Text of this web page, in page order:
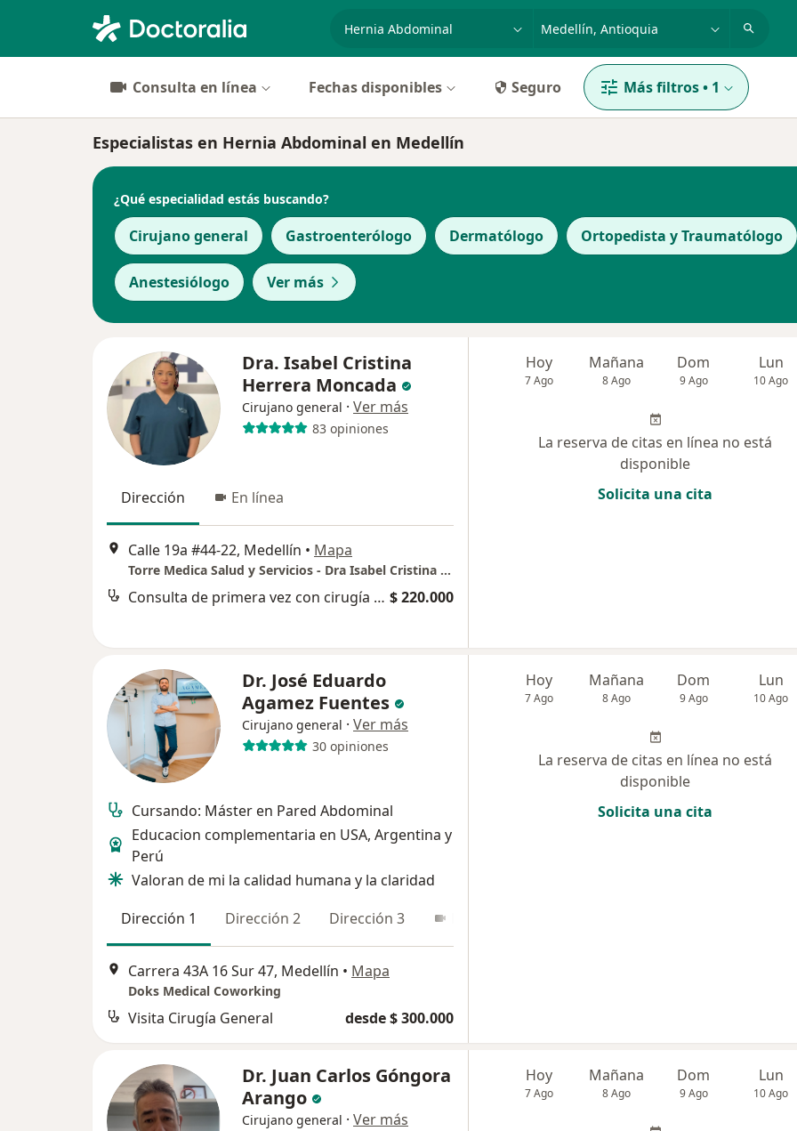
p. ej. Bogotá
Consulta en línea Fechas disponibles Seguro Más filtros• 1
Especialistas en Hernia Abdominal en Medellín
¿Qué especialidad estás buscando?
Cirujano general Gastroenterólogo Dermatólogo Ortopedista y Traumatólogo
Anestesiólogo Ver más
Dra. Isabel Cristina
Herrera Moncada
Cirujano general · Ver más
83 opiniones
Dirección En línea
Calle 19a #44-22, Medellín • Mapa
Torre Medica Salud y Servicios - Dra Isabel Cristina Herrera Moncada - Consultorio 2401
Consulta de primera vez con cirugía gastrointestinal $ 220.000
Hoy
7 Ago
Mañana
8 Ago
Dom
9 Ago
Lun
10 Ago
La reserva de citas en línea no está
disponible
Solicita una cita
Dr. José Eduardo
Agamez Fuentes
Cirujano general · Ver más
30 opiniones
Cursando: Máster en Pared Abdominal
Educacion complementaria en USA, Argentina y
Perú
Valoran de mi la calidad humana y la claridad
Dirección 1
Dirección 2 Dirección 3
Carrera 43A 16 Sur 47, Medellín • Mapa
Doks Medical Coworking
Visita Cirugía General desde $ 300.000
Hoy
7 Ago
Mañana
8 Ago
Dom
9 Ago
Lun
10 Ago
La reserva de citas en línea no está
disponible
Solicita una cita
Dr. Juan Carlos Góngora
Arango
Cirujano general · Ver más
Hoy
7 Ago
Mañana
8 Ago
Dom
9 Ago
Lun
10 Ago